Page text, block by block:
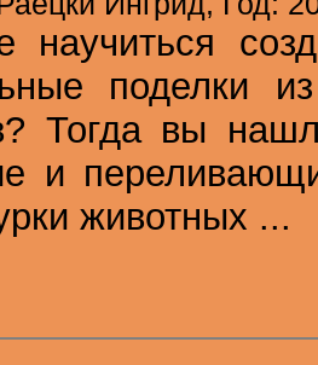
научиться
поделки
Тогда вы
и
животных ...